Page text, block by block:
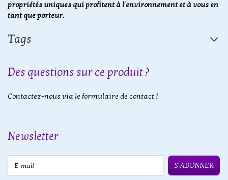
propriétés uniques qui profitent à l'environnement et à vous en
tant que porteur.
Tags
Des questions sur ce produit ?
Contactez-nous via le formulaire de contact !
Newsletter
S'ABONNER